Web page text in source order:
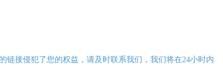
接侵犯了您的权益，请及时联系我们，我们将在24小时内